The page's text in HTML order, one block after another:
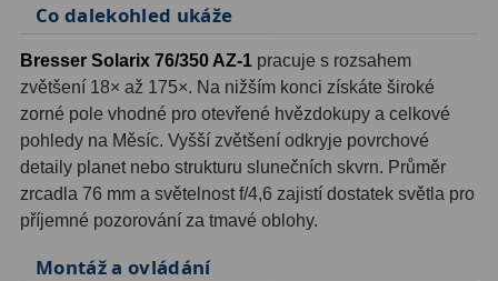
Redukce 1,25" a 2" 17
Svítilny 5
Čištění 28
Binohlavy 3
Ostatní1
Co dalekohled ukáže
Bresser Solarix 76/350 AZ-1 pracuje s rozsahem
zvětšení 18× až 175×. Na nižším konci získáte široké
zorné pole vhodné pro otevřené hvězdokupy a celkové
pohledy na Měsíc. Vyšší zvětšení odkryje povrchové
detaily planet nebo strukturu slunečních skvrn. Průměr
zrcadla 76 mm a světelnost f/4,6 zajistí dostatek světla pro
příjemné pozorování za tmavé oblohy.
Montáž a ovládání